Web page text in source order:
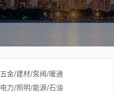
五金/建材/泵阀/暖通
电力/照明/能源/石油